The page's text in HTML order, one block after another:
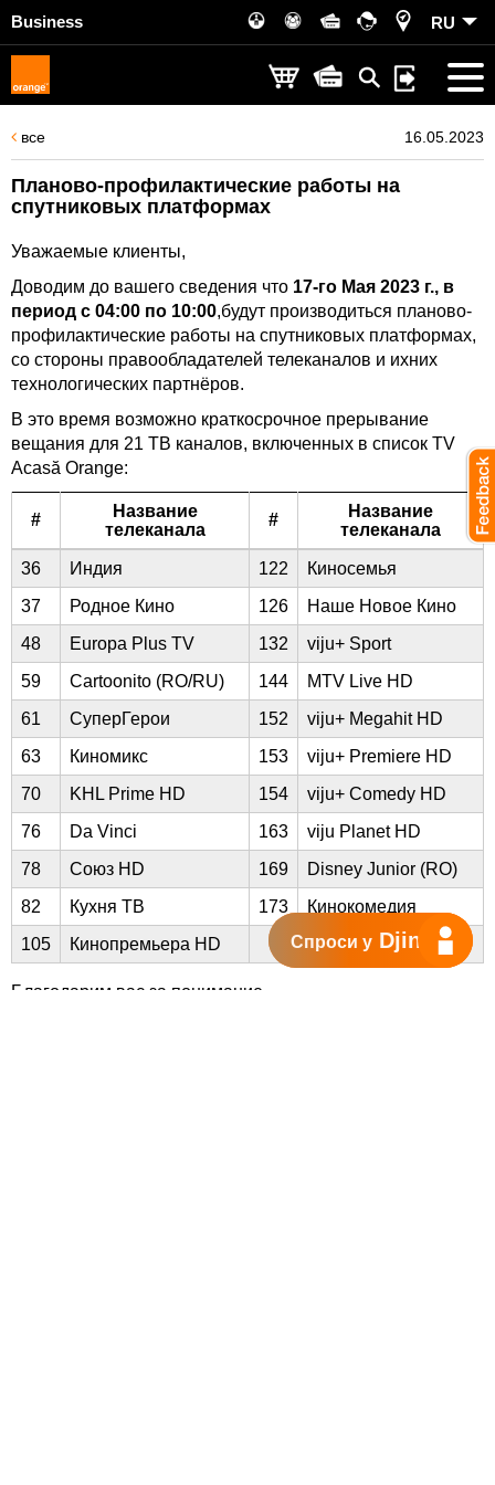
Business RU
все 16.05.2023
Планово-профилактические работы на
спутниковых платформах
Уважаемые клиенты,
Доводим до вашего сведения что 17-го Мая 2023 г., в
период с 04:00 по 10:00,будут производиться планово-
профилактические работы на спутниковых платформах,
со стороны правообладателей телеканалов и ихних
технологических партнёров.
В это время возможно краткосрочное прерывание
вещания для 21 ТВ каналов, включенных в список TV
Acasă Orange:
#
Название
телеканала
#
Название
телеканала
36 Индия 122
Киносемья
37
Родное Кино 126
Наше Новое Кино
48
Europa Plus TV 132
viju+ Sport
59
Cartoonito (RO/RU) 144
MTV Live HD
61
СуперГерои 152
viju+ Megahit HD
63
Киномикс 153
viju+ Premiere HD
70
KHL Prime HD 154
viju+ Comedy HD
76
Da Vinci 163
viju Planet HD
78
Союз HD 169
Disney Junior (RO)
82
Кухня ТВ 173
Кинокомедия
105
Кинопремьера HD
Благодарим вас за понимание.
Спроси уDjingo